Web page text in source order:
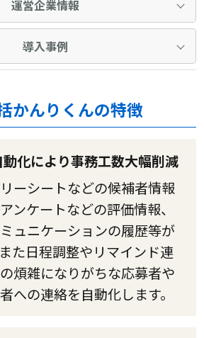
運営企業情報
導入事例
かんりくんの特徴
化により事務工数大幅削減
ーシートなどの候補者情報
ンケートなどの評価情報、
ュニケーションの履歴等が
た日程調整やリマインド連
煩雑になりがちな応募者や
への連絡を自動化します。